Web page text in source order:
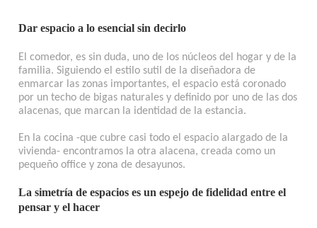
Dar espacio a lo esencial sin decirlo
El comedor, es sin duda, uno de los núcleos del hogar y de la
familia. Siguiendo el estilo sutil de la diseñadora de
enmarcar las zonas importantes, el espacio está coronado
por un techo de bigas naturales y definido por uno de las dos
alacenas, que marcan la identidad de la estancia.
En la cocina -que cubre casi todo el espacio alargado de la
vivienda- encontramos la otra alacena, creada como un
pequeño office y zona de desayunos.
La simetría de espacios es un espejo de fidelidad entre el
pensar y el hacer